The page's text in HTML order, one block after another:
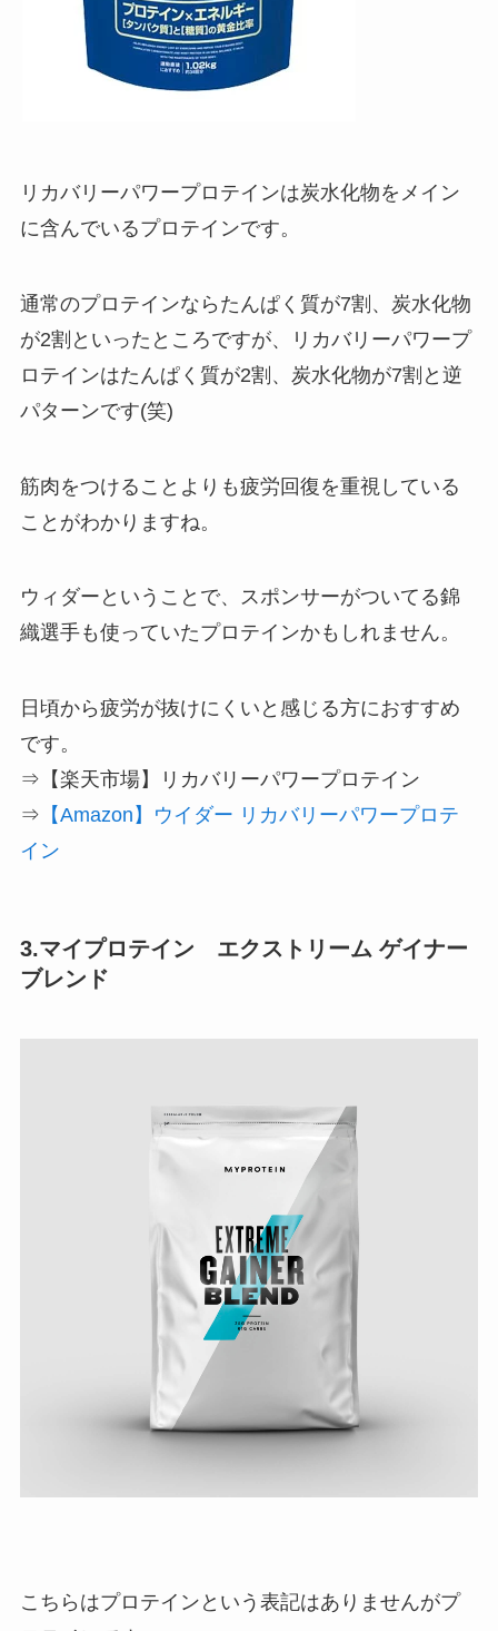
リカバリーパワープロテインは炭水化物をメイン
に含んでいるプロテインです。
通常のプロテインならたんぱく質が7割、炭水化物
が2割といったところですが、リカバリーパワープ
ロテインはたんぱく質が2割、炭水化物が7割と逆
パターンです(笑)
筋肉をつけることよりも疲労回復を重視している
ことがわかりますね。
ウィダーということで、スポンサーがついてる錦
織選手も使っていたプロテインかもしれません。
日頃から疲労が抜けにくいと感じる方におすすめ
です。
⇒【楽天市場】リカバリーパワープロテイン
⇒ 【Amazon】ウイダー リカバリーパワープロテ
イン
3.マイプロテイン エクストリーム ゲイナー
ブレンド
こちらはプロテインという表記はありませんがプ